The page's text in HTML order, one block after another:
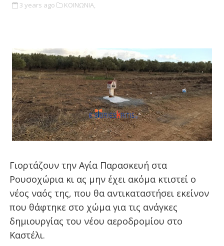
3 years ago ΚΟΙΝΩΝΙΑ,
Γιορτάζουν την Αγία Παρασκευή στα
Ρουσοχώρια κι ας μην έχει ακόμα κτιστεί ο
νέος ναός της, που θα αντικαταστήσει εκείνον
που θάφτηκε στο χώμα για τις ανάγκες
δημιουργίας του νέου αεροδρομίου στο
Καστέλι.